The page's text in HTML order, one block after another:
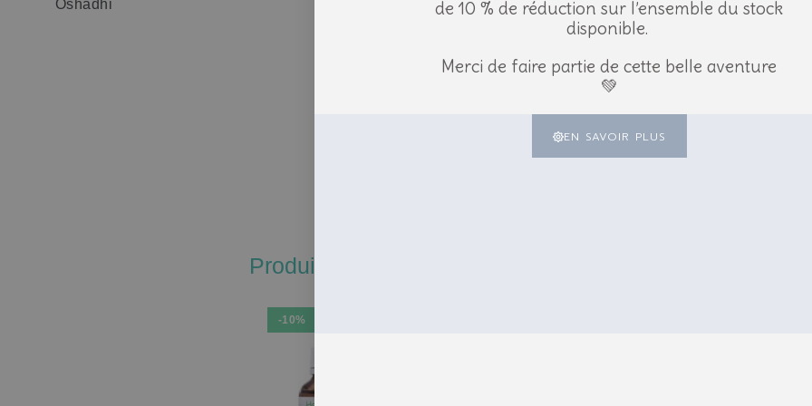
Oshadhi
Cure de 3 semaines, à
thérapeutique.
Thérapeutes et médecins
Même si les symptômes
jusqu’à la fin pour rétablir
Produits similaires
-10%
de 10 % de réduction sur l’ensemble du stock
disponible.
Merci de faire partie de cette belle aventure
💚
EN SAVOIR PLUS